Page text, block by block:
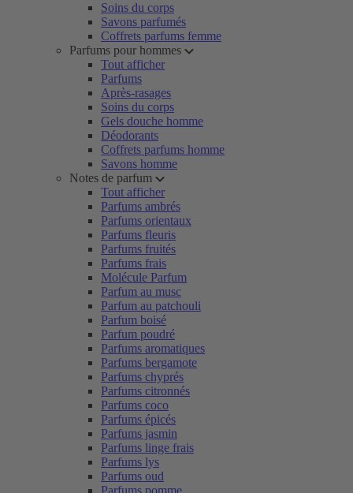
Soins du corps
Savons parfumés
Coffrets parfums femme
Parfums pour hommes
Tout afficher
Parfums
Après-rasages
Soins du corps
Gels douche homme
Déodorants
Coffrets parfums homme
Savons homme
Notes de parfum
Tout afficher
Parfums ambrés
Parfums orientaux
Parfums fleuris
Parfums fruités
Parfums frais
Molécule Parfum
Parfum au musc
Parfum au patchouli
Parfum boisé
Parfum poudré
Parfums aromatiques
Parfums bergamote
Parfums chyprés
Parfums citronnés
Parfums coco
Parfums épicés
Parfums jasmin
Parfums linge frais
Parfums lys
Parfums oud
Parfums pomme